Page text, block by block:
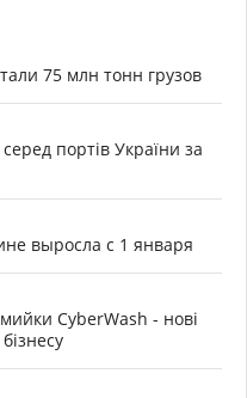
75 млн тонн грузов
портів України за
выросла с 1 января
CyberWash - нові